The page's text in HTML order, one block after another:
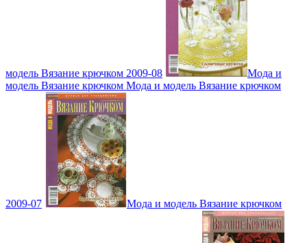
модель Вязание крючком 2009-08
Мода и
модель Вязание крючком Мода и модель Вязание крючком
2009-07 Мода и модель Вязание крючком